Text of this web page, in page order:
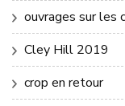
ouvrages sur les
Cley Hill 2019
crop en retour